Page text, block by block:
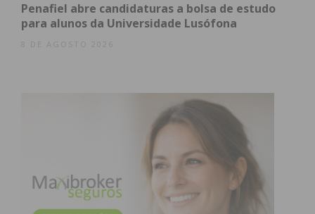
Subscreva a newsletter do
obtenha de forma regular a informação
atualizada.
Eu li e concordo com os
Penafiel abre candidaturas a bolsa de estudo
para alunos da Universidade Lusófona
8 DE AGOSTO 2026